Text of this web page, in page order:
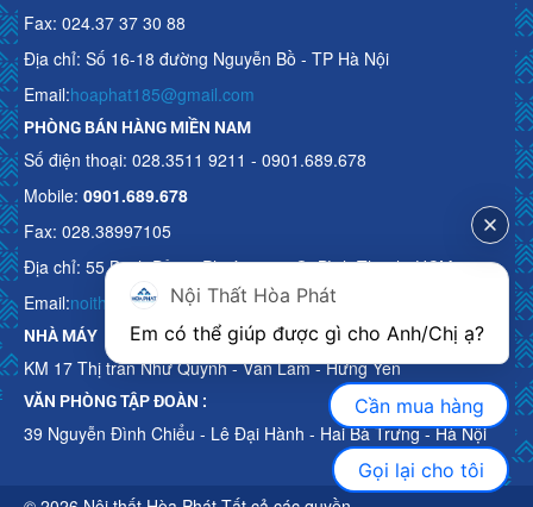
Fax: 024.37 37 30 88
Địa chỉ: Số 16-18 đường Nguyễn Bồ - TP Hà Nội
Email:hoaphat185@gmail.com
PHÒNG BÁN HÀNG MIỀN NAM
Số điện thoại: 028.3511 9211 - 0901.689.678
Mobile: 0901.689.678
Fax: 028.38997105
Địa chỉ: 55 Bạch Đằng, Phường 15, Q. Bình Thạnh, HCM
Email:noithathoaphattot@gmail.com
NHÀ MÁY
KM 17 Thị trấn Như Quỳnh - Văn Lâm - Hưng Yên
VĂN PHÒNG TẬP ĐOÀN :
39 Nguyễn Đình Chiểu - Lê Đại Hành - Hai Bà Trưng - Hà Nội
Nội Thất Hòa Phát
Cần mua hàng
Gọi lại cho tôi